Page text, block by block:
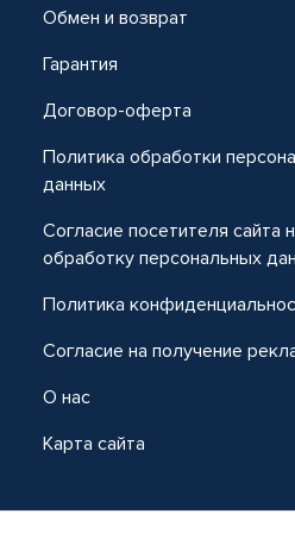
Обмен и возврат
Гарантия
Договор-оферта
Политика обработки
данных
Согласие посетителя сайта
обработку персональных
Политика
Согласие на получение
О нас
Карта сайта